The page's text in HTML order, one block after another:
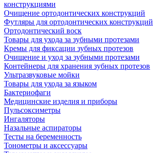
конструкциями
Очищение ортодонтических конструкций
Футляры для ортодонтических конструкций
Ортодонтический воск
Товары для ухода за зубными протезами
Кремы для фиксации зубных протезов
Очищение и уход за зубными протезами
Контейнеры для хранения зубных протезов
Ультразвуковые мойки
Товары для ухода за языком
Бактериофаги
Медицинские изделия и приборы
Пульсоксиметры
Ингаляторы
Назальные аспираторы
Тесты на беременность
Тонометры и аксессуары